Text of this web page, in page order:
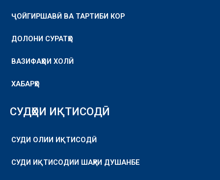
ҶОЙГИРШАВӢ ВА ТАРТИБИ КОР
ДОЛОНИ СУРАТҲО
ВАЗИФАҲОИ ХОЛӢ
ХАБАРҲО
СУДҲОИ ИҚТИСОДӢ
СУДИ ОЛИИ ИҚТИСОДӢ
СУДИ ИҚТИСОДИИ ШАҲРИ ДУШАНБЕ